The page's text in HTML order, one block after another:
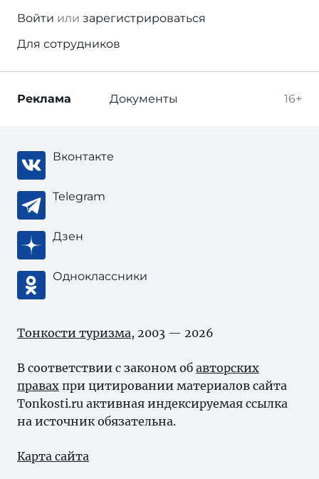
Войти или зарегистрироваться
Для сотрудников
16+
Реклама Документы
Вконтакте
Telegram
Дзен
Одноклассники
Тонкости туризма, 2003 — 2026
В соответствии с законом об авторских
правах при цитировании материалов сайта
Tonkosti.ru активная индексируемая ссылка
на источник обязательна.
Карта сайта